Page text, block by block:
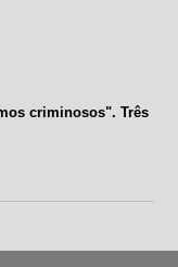
criminosos". Três